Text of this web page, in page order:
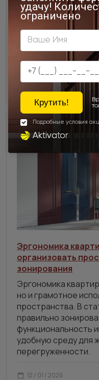
Раздвижные двери
удобное решение
повышения
плюсы и минусы
установке и
влажных
Эргономика
организовать
зонирования
Эргономика
но и грамотное
пространства. В
правильно
функциональность
удобную среду для
перегруженности.
12 / 01 / 2026